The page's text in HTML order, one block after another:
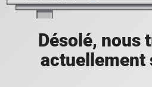
Désolé, nous
actuellement